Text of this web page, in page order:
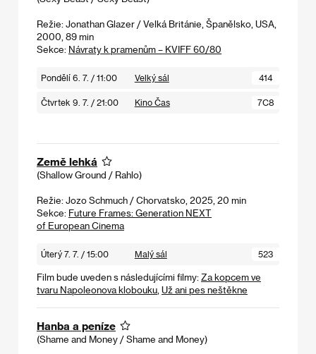
Režie: Jonathan Glazer / Velká Británie, Španělsko, USA,
2000, 89 min
Sekce: Návraty k pramenům – KVIFF 60/80
Pondělí 6. 7. / 11:00 Velký sál 414
Čtvrtek 9. 7. / 21:00 Kino Čas 7C8
Země lehká
(Shallow Ground / Rahlo)
Režie: Jozo Schmuch / Chorvatsko, 2025, 20 min
Sekce: Future Frames: Generation NEXT
of European Cinema
Úterý 7. 7. / 15:00 Malý sál 523
Film bude uveden s následujícími filmy: Za kopcem ve
tvaru Napoleonova klobouku Už ani pes neštěkne
Hanba a peníze
(Shame and Money / Shame and Money)